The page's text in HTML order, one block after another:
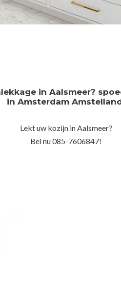
in Aalsmeer?
in Amsterdam
Lekt uw kozijn in Aalsmeer?
Bel nu 085-7606847!